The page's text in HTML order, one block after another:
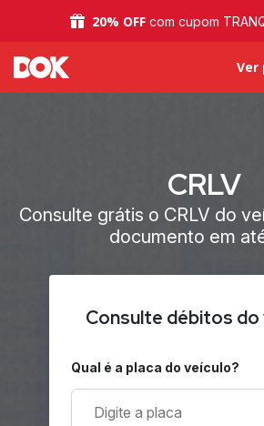
20% OFF com cupom
Ver
CRLV
Consulte grátis o CRLV do
documento em
Consulte débitos do
Qual é a placa do veículo?